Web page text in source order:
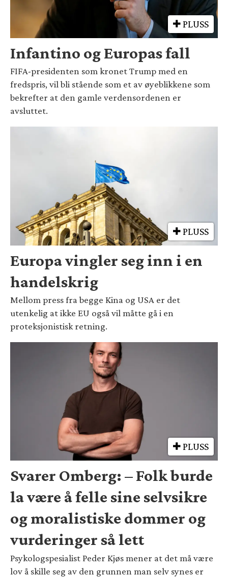
PLUSS
Infantino og Europas fall
FIFA-presidenten som kronet Trump med en
fredspris, vil bli stående som et av øyeblikkene som
bekrefter at den gamle verdensordenen er
avsluttet.
PLUSS
Europa vingler seg inn i en
handelskrig
Mellom press fra begge Kina og USA er det
utenkelig at ikke EU også vil måtte gå i en
proteksjonistisk retning.
PLUSS
Svarer Omberg: – Folk burde
la være å felle sine selvsikre
og moralistiske dommer og
vurderinger så lett
Psykologspesialist Peder Kjøs mener at det må være
lov å skille seg av den grunnen man selv synes er